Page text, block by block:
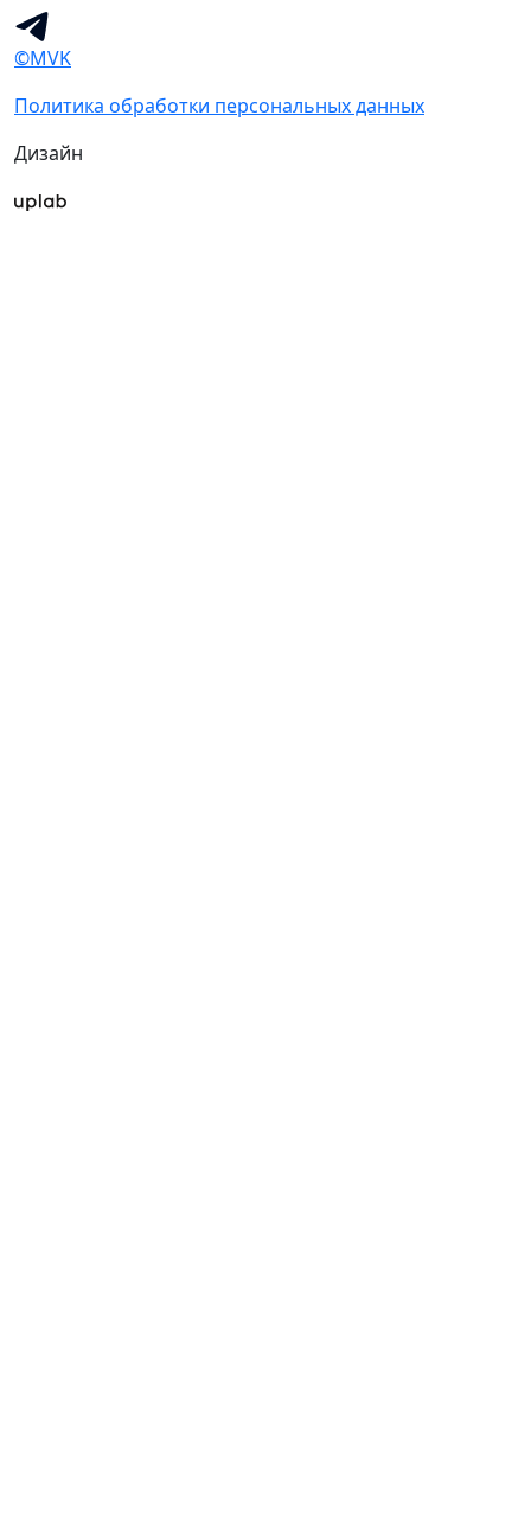
©MVK
Политика обработки персональных данных
Дизайн